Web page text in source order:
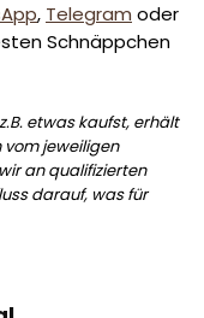
, Telegram oder
Schnäppchen
etwas kaufst, erhält
vom jeweiligen
an qualifizierten
darauf, was für